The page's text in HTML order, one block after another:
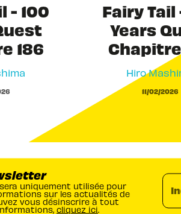
- 100
186
Fairy Tail
Years
Chapitre
Hiro
11/02/2026
uniquement utilisée pour
sur les actualités de
vous désinscrire à tout
cliquez ici.